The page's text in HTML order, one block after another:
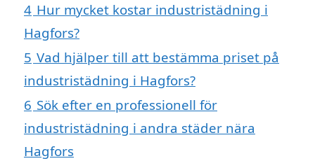
4 Hur mycket kostar industristädning i
Hagfors?
5 Vad hjälper till att bestämma priset på
industristädning i Hagfors?
6 Sök efter en professionell för
industristädning i andra städer nära
Hagfors